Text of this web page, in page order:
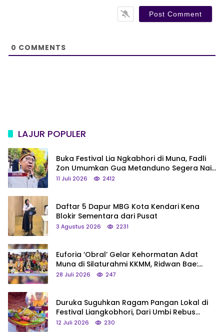
0 COMMENTS
LAJUR POPULER
Buka Festival Lia Ngkabhori di Muna, Fadli
Zon Umumkan Gua Metanduno Segera Naik
Status Jadi Cagar Budaya Nasional
11 Juli 2026 2412
Daftar 5 Dapur MBG Kota Kendari Kena
Blokir Sementara dari Pusat
3 Agustus 2026 2231
Euforia ‘Obral’ Gelar Kehormatan Adat
Muna di Silaturahmi KKMM, Ridwan Bae:
Saya Bukan Tipe Begitu, Belum Pantas!
28 Juli 2026 247
Duruka Suguhkan Ragam Pangan Lokal di
Festival Liangkobhori, Dari Umbi Rebus
hingga Tumpeng Beras Muna
12 Juli 2026 230